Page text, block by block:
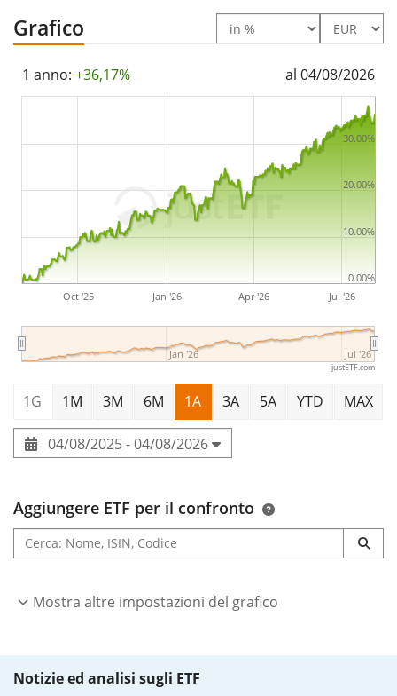
domicilio fiscale in Lussemburgo.
Grafico
1 anno: +36,17% al 04/08/2026
Oct '25 Jan '26 Apr '26 Jul '26
Jan '26 Jul '26
0.00%
10.00%
20.00%
30.00%
justETF.com
1G 1M 3M 6M 1A 3A 5A YTD MAX
04/08/2025 - 04/08/2026
Aggiungere ETF per il confronto
Mostra altre impostazioni del grafico
Notizie ed analisi sugli ETF